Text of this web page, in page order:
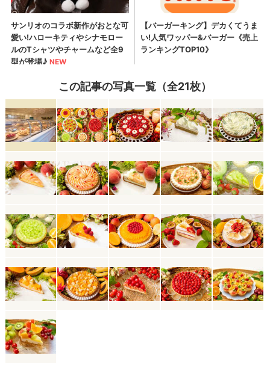
この記事の写真一覧（全21枚）